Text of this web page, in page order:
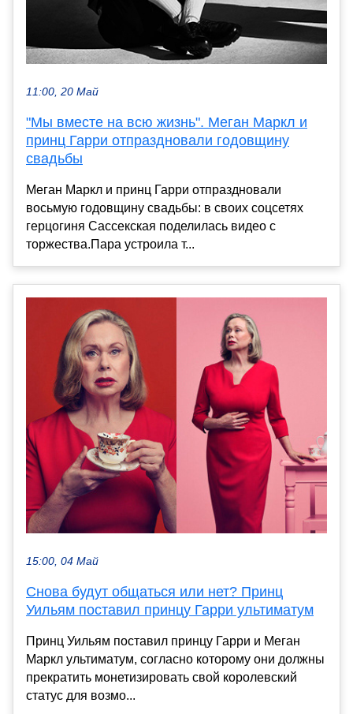
11:00, 20 Май
"Мы вместе на всю жизнь". Меган Маркл и
принц Гарри отпраздновали годовщину
свадьбы
Меган Маркл и принц Гарри отпраздновали
восьмую годовщину свадьбы: в своих соцсетях
герцогиня Сассекская поделилась видео с
торжества.Пара устроила т...
15:00, 04 Май
Снова будут общаться или нет? Принц
Уильям поставил принцу Гарри ультиматум
Принц Уильям поставил принцу Гарри и Меган
Маркл ультиматум, согласно которому они должны
прекратить монетизировать свой королевский
статус для возмо...